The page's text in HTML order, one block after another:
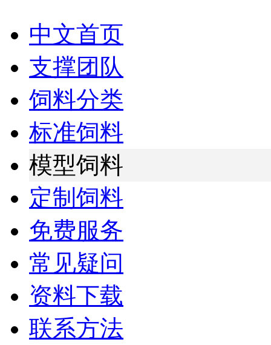
中文首页
支撑团队
饲料分类
标准饲料
模型饲料
定制饲料
免费服务
常见疑问
资料下载
联系方法